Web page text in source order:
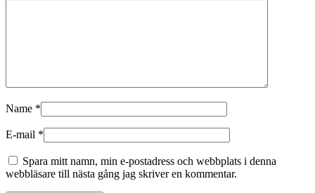
Name *
E-mail *
Spara mitt namn, min e-postadress och webbplats i denna
webbläsare till nästa gång jag skriver en kommentar.